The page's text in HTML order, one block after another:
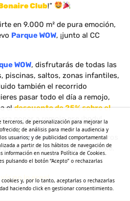
Club!”
en 9.000 m² de pura emoción,
Parque WOW, ¡junto al CC
WOW, disfrutarás de todas las
piscinas, saltos, zonas infantiles,
también el recorrido
pasar todo el día a remojo,
eldescuento de 25% sobre el
poner a remojo ese ¡body!
díaBon-Planvisitando nuestros
Hamburguesa, pizza, poke,
no lo eres!
terceros, de personalización para mejorar la
de análisis para medir la audiencia y
usuarios; y de publicidad comportamental
a partir de los hábitos de navegación de
información en nuestra Política de Cookies.
pulsando el botón “Acepto” o rechazarlas
y, por lo tanto, aceptarlas o rechazarlas
haciendo click en gestionar consentimiento.